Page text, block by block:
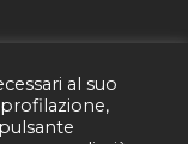
al suo